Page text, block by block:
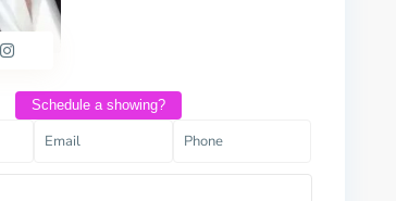
Schedule a showing?